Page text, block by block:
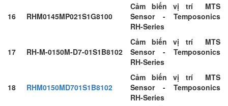
16 RHM0145MP021S1G8100
Cảm biến vị trí MTS
Sensor - Temposonics
RH-Series
17 RH-M-0150M-D7-01S1B8102
Cảm biến vị trí MTS
Sensor - Temposonics
RH-Series
18 RHM0150MD701S1B8102
Cảm biến vị trí MTS
Sensor - Temposonics
RH-Series